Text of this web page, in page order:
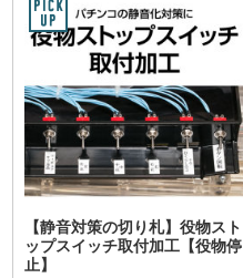
【静音対策の切り札】役物スト
ップスイッチ取付加工【役物停
止】